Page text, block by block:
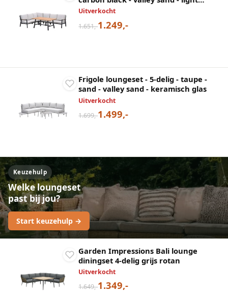
teaklook
Uitverkocht
1.651,-1.249,-
Frigole loungeset - 5-delig - taupe -
sand - valley sand - keramisch glas
Uitverkocht
1.699,-1.499,-
Keuzehulp
Welke loungeset
past bij jou?
Start keuzehulp →
Garden Impressions Bali lounge
diningset 4-delig grijs rotan
Uitverkocht
1.649,-1.349,-